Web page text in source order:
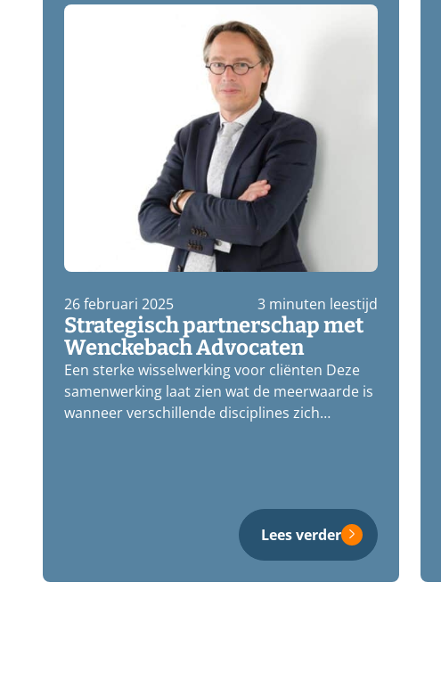
26 februari 2025 3 minuten leestijd
Strategisch partnerschap met
Wenckebach Advocaten
Een sterke wisselwerking voor cliënten Deze
samenwerking laat zien wat de meerwaarde is
wanneer verschillende disciplines zich
Lees verder